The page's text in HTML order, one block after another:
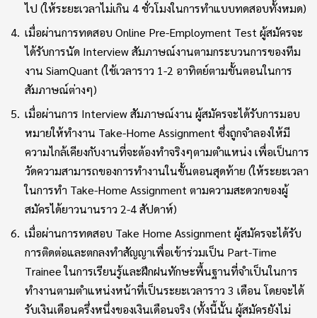
ไป (ให้ระยะเวลาไม่เกิน 4 ชั่วโมงในการทำแบบทดสอบทั้งหมด)
เมื่อผ่านการทดสอบ Online Pre-Employment Test ผู้สมัครจะ
ได้รับการนัด Interview สัมภาษณ์งานตามกระบวนการของทีม
งาน SiamQuant (ใช้เวลาราว 1-2 อาทิตย์ตามขั้นตอนในการ
สัมภาษณ์ต่างๆ)
เมื่อผ่านการ Interview สัมภาษณ์งาน ผู้สมัครจะได้รับการมอบ
หมายให้ทำงาน Take-Home Assignment ซึ่งถูกจำลองให้มี
ความไกล้เคียงกับงานที่จะต้องทำจริงๆตามตำแหน่ง เพื่อเป็นการ
วัดความสามารถของการทำงานในขั้นตอนสุดท้าย (ให้ระยะเวลา
ในการทำ Take-Home Assignment ตามความสะดวกของผู้
สมัครได้ยาวนานราว 2-4 สัปดาห์)
เมื่อผ่านการทดสอบ Take Home Assignment ผู้สมัครจะได้รับ
การติดต่อและตกลงทำสัญญาเพื่อเข้าร่วมเป็น Part-Time
Trainee ในการเรียนรู้และฝึกฝนทักษะพื้นฐานที่จำเป็นในการ
ทำงานตามตำแหน่งหน้าที่เป็นระยะเวลาราว 3 เดือน โดยจะได้
รับเงินเดือนครึ่งหนึ่งของเงินเดือนจริง (ทั้งนี้นั้น ผู้สมัครยังไม่